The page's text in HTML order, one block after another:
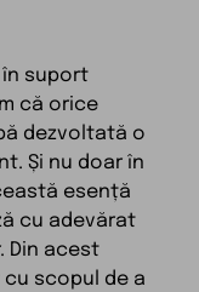
suport
că orice
dezvoltată o
Și nu doar în
esență
cu adevărat
Din acest
scopul de a